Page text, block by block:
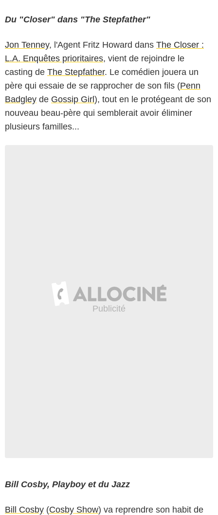
Du "Closer" dans "The Stepfather"
Jon Tenney, l'Agent Fritz Howard dans The Closer :
L.A. Enquêtes prioritaires, vient de rejoindre le
casting de The Stepfather. Le comédien jouera un
père qui essaie de se rapprocher de son fils (Penn
Badgley de Gossip Girl ), tout en le protégeant de son
nouveau beau-père qui semblerait avoir éliminer
plusieurs familles...
Bill Cosby, Playboy et du Jazz
Bill Cosby (Cosby Show) va reprendre son habit de